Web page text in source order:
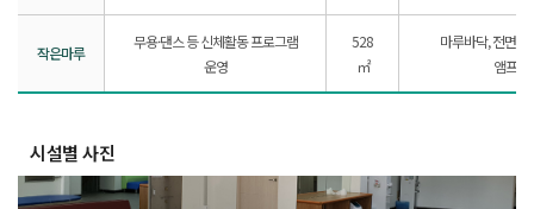
작은마루
무용·댄스 등 신체활동 프로그램
운영
528
㎡
마루바닥, 전면거
앰프구
시설별 사진